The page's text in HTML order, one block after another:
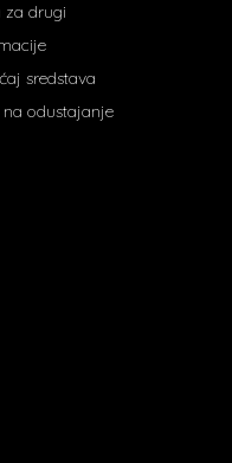
za drugi
sredstava
na odustajanje